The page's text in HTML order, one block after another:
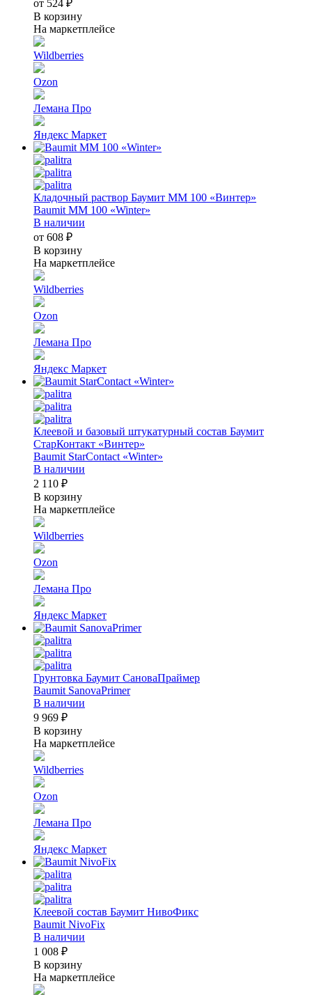
от 524 ₽
В корзину
На маркетплейсе
Wildberries
Ozon
Лемана Про
Яндекс Маркет
Кладочный раствор Баумит ММ 100 «Винтер»
Baumit MM 100 «Winter»
В наличии
от 608 ₽
В корзину
На маркетплейсе
Wildberries
Ozon
Лемана Про
Яндекс Маркет
Клеевой и базовый штукатурный состав Баумит
СтарКонтакт «Винтер»
Baumit StarContact «Winter»
В наличии
2 110 ₽
В корзину
На маркетплейсе
Wildberries
Ozon
Лемана Про
Яндекс Маркет
Грунтовка Баумит СановаПраймер
Baumit SanovaPrimer
В наличии
9 969 ₽
В корзину
На маркетплейсе
Wildberries
Ozon
Лемана Про
Яндекс Маркет
Клеевой состав Баумит НивоФикс
Baumit NivoFix
В наличии
1 008 ₽
В корзину
На маркетплейсе